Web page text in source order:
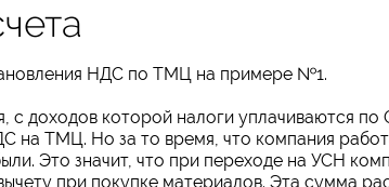
НДС по ТМЦ на примере №1.
с доходов которой налоги уплачиваются
на ТМЦ. Но за то время, что компания
Это значит, что при переходе на УСН
при покупке материалов. Эта сумма